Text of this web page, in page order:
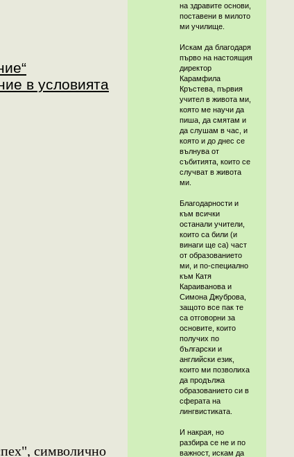
в условията
символично
на здравите основи,
поставени в милото
ми училище.
Искам да благодаря
първо на настоящия
директор
Карамфила
Кръстева, първия
учител в живота ми,
която ме научи да
пиша, да смятам и
да слушам в час, и
която и до днес се
вълнува от
събитията, които се
случват в живота
ми.
Благодарности и
към всички
останали учители,
които са били (и
винаги ще са) част
от образованието
ми, и по-специално
към Катя
Караиванова и
Симона Джуброва,
защото все пак те
са отговорни за
основите, които
получих по
български и
английски език,
които ми позволиха
да продължа
образованието си в
сферата на
лингвистиката.
И накрая, но
разбира се не и по
важност, искам да